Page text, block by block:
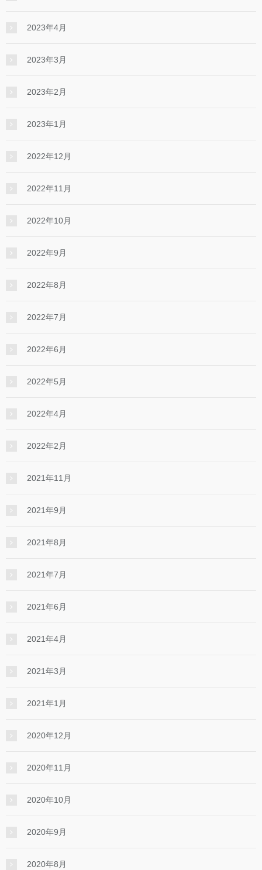
2023年4月
2023年3月
2023年2月
2023年1月
2022年12月
2022年11月
2022年10月
2022年9月
2022年8月
2022年7月
2022年6月
2022年5月
2022年4月
2022年2月
2021年11月
2021年9月
2021年8月
2021年7月
2021年6月
2021年4月
2021年3月
2021年1月
2020年12月
2020年11月
2020年10月
2020年9月
2020年8月